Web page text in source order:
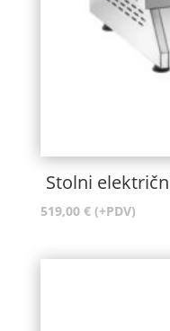
Stolni
519,00 € (+PDV)